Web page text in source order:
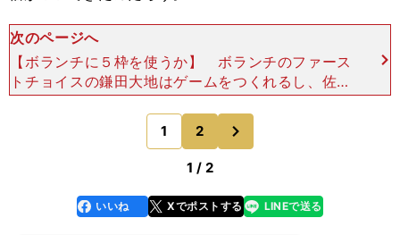
次のページへ
【ボランチに５枠を使うか】 ボランチのファース
トチョイスの鎌田大地はゲームをつくれるし、佐野
海舟はボール奪取力で遠藤航と双璧と言えるまでに
成長している。だが、ふたりが全試合を担えるわけ
ではない。それ
1 2
1 / 2
faceboo
k
いいね Xでポストする
line LINEで送る